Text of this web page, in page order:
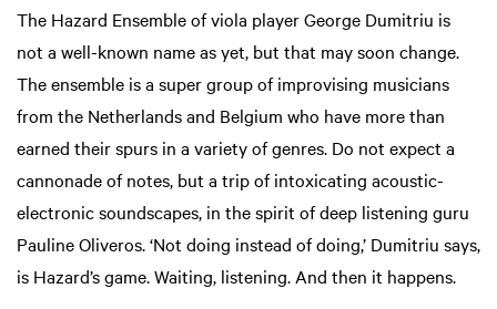
The Hazard Ensemble of viola player George Dumitriu is
not a well-known name as yet, but that may soon change.
The ensemble is a super group of improvising musicians
from the Netherlands and Belgium who have more than
earned their spurs in a variety of genres. Do not expect a
cannonade of notes, but a trip of intoxicating acoustic-
electronic soundscapes, in the spirit of deep listening guru
Pauline Oliveros. ‘Not doing instead of doing,’ Dumitriu says,
is Hazard’s game. Waiting, listening. And then it happens.